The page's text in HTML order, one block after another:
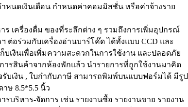
หนดเงินเดือน กำหนดค่าคอมมิสชั่น หรือค่าจ้างราย
ร เครื่องดื่ม ของที่ระลึกต่าง ๆ รวมถึงการเพิ่มอุปกรณ์
ต่อร่วมกับเครื่องอ่านบาร์โค๊ด ได้ทั้งแบบ CCD และ
บเงินเพื่อเพิ่มความสะดวกในการใช้งาน และปลอดภัย
การสินค้าจากห้องพักแล้ว นำรายการที่ถูกใช้งานมาคิด
รับเงิน , ใบกำกับภาษี สามารถพิมพ์บนแบบฟอร์มได้ มีรูป
ษ 8.5*5.5 นิ้ว
บริหาร-จัดการ เช่น รายงานซื้อ รายงานขาย รายงาน